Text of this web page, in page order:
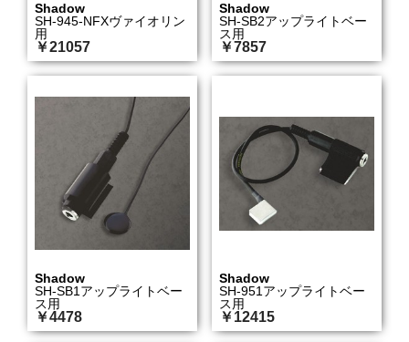
Shadow
SH-945-NFXヴァイオリン
用
￥21057
Shadow
SH-SB2アップライトベー
ス用
￥7857
Shadow
SH-SB1アップライトベー
ス用
￥4478
Shadow
SH-951アップライトベー
ス用
￥12415